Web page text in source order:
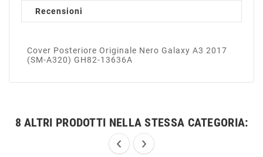
Recensioni
Cover Posteriore Originale Nero Galaxy A3 2017
(SM-A320) GH82-13636A
8 ALTRI PRODOTTI NELLA STESSA CATEGORIA: